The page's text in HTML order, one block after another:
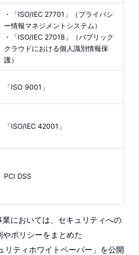
・「ISO/IEC 27701」（プライバシ
ー情報マネジメントシステム）
・「ISO/IEC 27018」（パブリック
クラウドにおける個人識別情報保
護）
「ISO 9001」
「ISO/IEC 42001」
PCI DSS
においては、セキュリティへの
ポリシーをまとめた
リティホワイトペーパー」を公開